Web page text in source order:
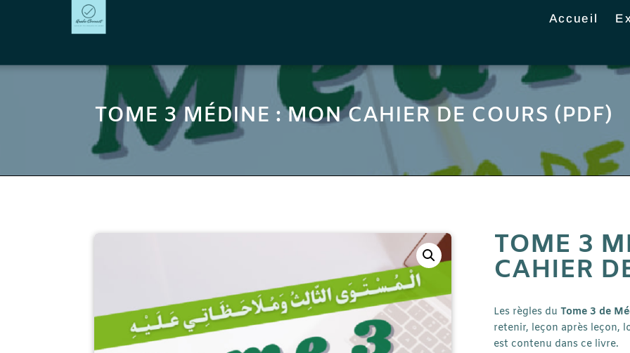
Accueil
TOME 3 MÉDINE : MON CAHIER DE COURS (PDF)
TOME 3
CAHIER
Les règles du Tome 3 de
retenir, leçon après leçon,
est contenu dans ce livre.